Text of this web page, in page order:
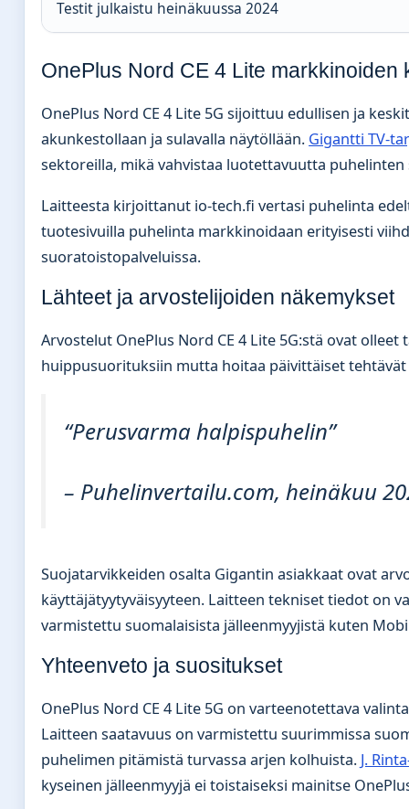
Testit julkaistu heinäkuussa 2024
OnePlus Nord CE 4 Lite markkinoiden
OnePlus Nord CE 4 Lite 5G sijoittuu edullisen ja
akunkestollaan ja sulavalla näytöllään. Gigantti TV-
sektoreilla, mikä vahvistaa luotettavuutta puhelinten
Laitteesta kirjoittanut io-tech.fi vertasi puhelinta
tuotesivuilla puhelinta markkinoidaan erityisesti
suoratoistopalveluissa.
Lähteet ja arvostelijoiden näkemykset
Arvostelut OnePlus Nord CE 4 Lite 5G:stä ovat
huippusuorituksiin mutta hoitaa päivittäiset
“Perusvarma halpispuhelin”
– Puhelinvertailu.com, heinäkuu
Suojatarvikkeiden osalta Gigantin asiakkaat ovat
käyttäjätyytyväisyyteen. Laitteen tekniset tiedot on
varmistettu suomalaisista jälleenmyyjistä kuten
Yhteenveto ja suositukset
OnePlus Nord CE 4 Lite 5G on varteenotettava
Laitteen saatavuus on varmistettu suurimmissa
puhelimen pitämistä turvassa arjen kolhuista. J.
kyseinen jälleenmyyjä ei toistaiseksi mainitse